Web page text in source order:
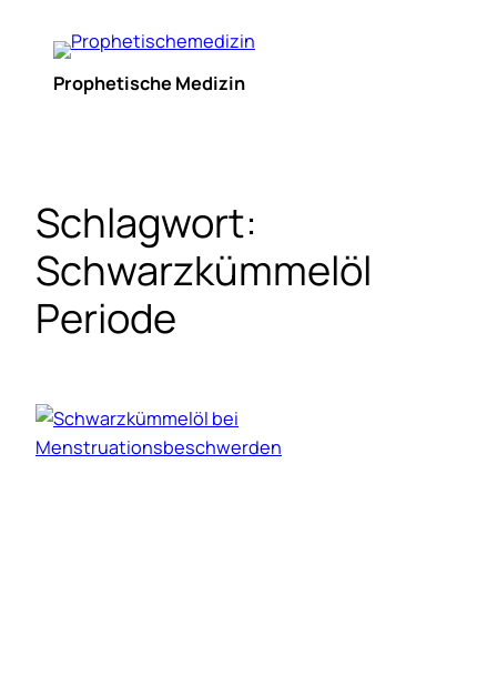
Inhalt
springenProphetische Medizin
Schlagwort:
Schwarzkümmelöl
Periode